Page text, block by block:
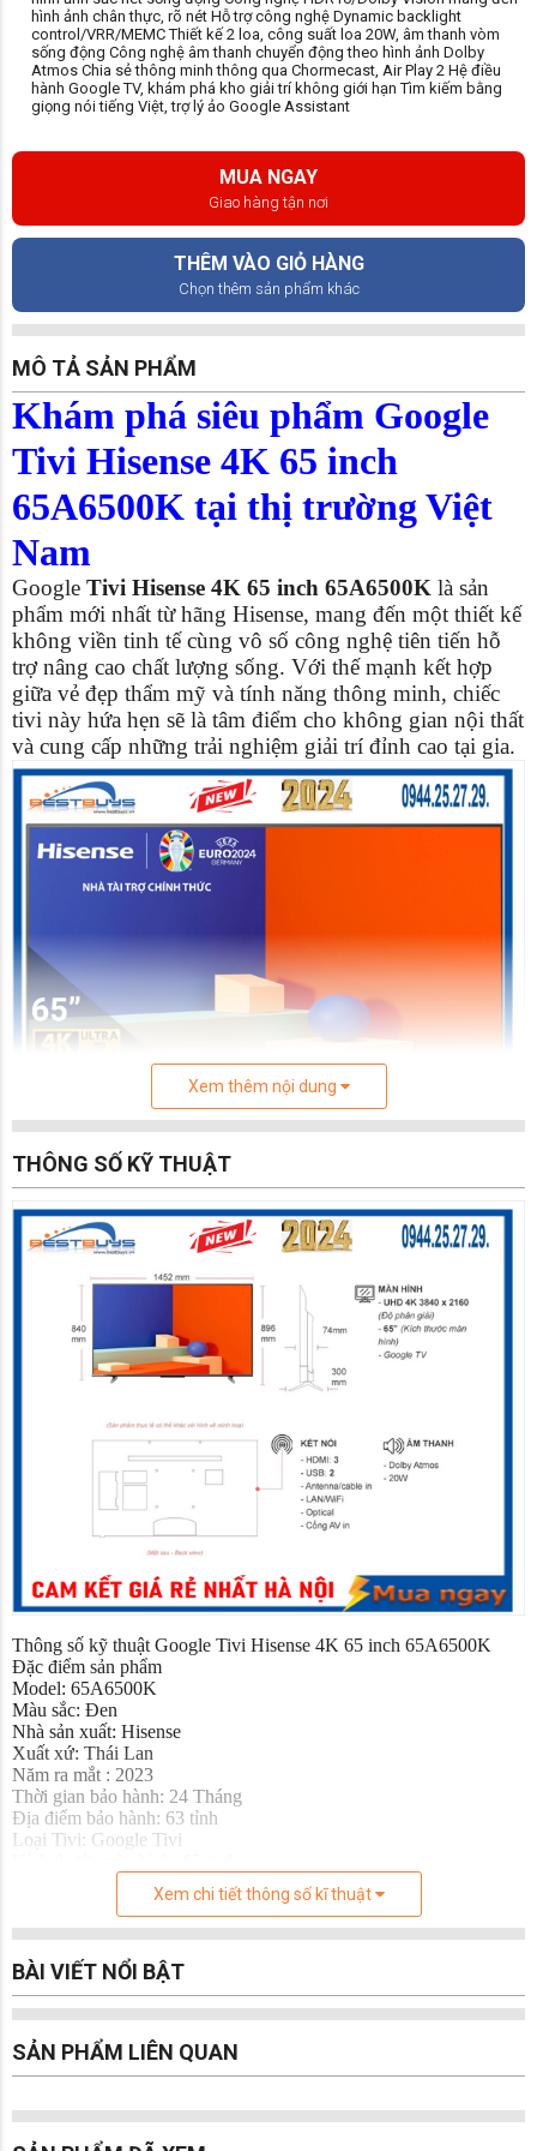
hình ảnh chân thực, rõ nét Hỗ trợ công nghệ Dynamic backlight
control/VRR/MEMC Thiết kế 2 loa, công suất loa 20W, âm thanh vòm
sống động Công nghệ âm thanh chuyển động theo hình ảnh Dolby
Atmos Chia sẻ thông minh thông qua Chormecast, Air Play 2 Hệ điều
hành Google TV, khám phá kho giải trí không giới hạn Tìm kiếm bằng
giọng nói tiếng Việt, trợ lý ảo Google Assistant
MUA NGAY
Giao hàng tận nơi
THÊM VÀO GIỎ HÀNG
Chọn thêm sản phẩm khác
MÔ TẢ SẢN PHẨM
Khám phá siêu phẩm Google
Tivi Hisense 4K 65 inch
65A6500K tại thị trường Việt
Nam
Google Tivi Hisense 4K 65 inch 65A6500K là sản
phẩm mới nhất từ hãng Hisense, mang đến một thiết kế
không viền tinh tế cùng vô số công nghệ tiên tiến hỗ
trợ nâng cao chất lượng sống. Với thế mạnh kết hợp
giữa vẻ đẹp thẩm mỹ và tính năng thông minh, chiếc
tivi này hứa hẹn sẽ là tâm điểm cho không gian nội thất
và cung cấp những trải nghiệm giải trí đỉnh cao tại gia.
Thiết Kế Không Viền Sang Trọng
Tivi Hisense 4K 65A6500Knổi bật với màn hình lớn
không viền, độ dày mỏng ấn tượng và chân đế chữ V
ngược thanh thoát. Từ mọi góc nhìn, từng chi tiết của
tivi đều mang lại một tổng thể hoàn hảo, dễ dàng hòa
hợp với nhiều phong cách nội thất. Tông màu đen
trang nhã của sản phẩm cũng làm tăng thêm đẳng cấp
cho không gian sống của bạn.
Xem thêm nội dung
THÔNG SỐ KỸ THUẬT
Thông số kỹ thuật Google Tivi Hisense 4K 65 inch 65A6500K
Đặc điểm sản phẩm
Model: 65A6500K
Màu sắc: Đen
Nhà sản xuất: Hisense
Xuất xứ: Thái Lan
Năm ra mắt : 2023
Thời gian bảo hành: 24 Tháng
Địa điểm bảo hành: 63 tỉnh
Loại Tivi: Google Tivi
Độ phân giải: 4K (UHD)
Tần số quét: 60 Hz
Bộ vi xử lí: MT9612IAATNC
Tivi 3D: Không
Tivi màn hình cong: Không
HDR: HDR10
Công nghệ xử lí hình ảnh: Công nghệ xử lý hình ảnh Dynamic
Backlight Control/VRR/MEMC; Công nghệ hình ảnh
HDR10/Dolby Vision
Công nghệ âm thanh: Dolby Atmos
Tổng công suất loa: 20W
Xem chi tiết thông số kĩ thuật
BÀI VIẾT NỔI BẬT
SẢN PHẨM LIÊN QUAN